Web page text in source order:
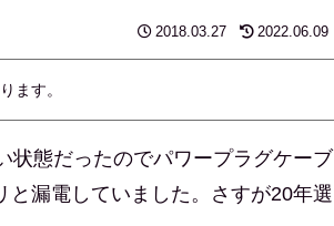
2018.03.27 2022.06.09
ます。
状態だったのでパワープラグケーブ
漏電していました。さすが20年選